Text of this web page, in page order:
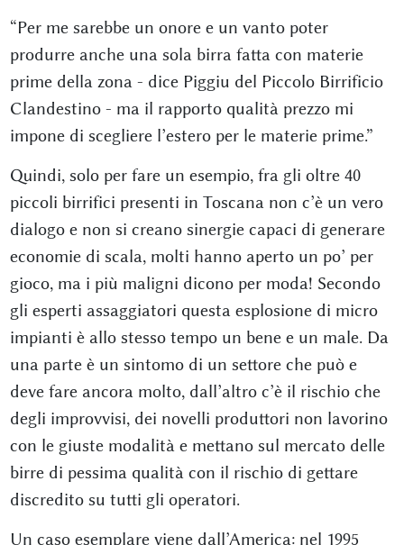
“Per me sarebbe un onore e un vanto poter
produrre anche una sola birra fatta con materie
prime della zona - dice Piggiu del Piccolo Birrificio
Clandestino - ma il rapporto qualità prezzo mi
impone di scegliere l’estero per le materie prime.”
Quindi, solo per fare un esempio, fra gli oltre 40
piccoli birrifici presenti in Toscana non c’è un vero
dialogo e non si creano sinergie capaci di generare
economie di scala, molti hanno aperto un po’ per
gioco, ma i più maligni dicono per moda! Secondo
gli esperti assaggiatori questa esplosione di micro
impianti è allo stesso tempo un bene e un male. Da
una parte è un sintomo di un settore che può e
deve fare ancora molto, dall’altro c’è il rischio che
degli improvvisi, dei novelli produttori non lavorino
con le giuste modalità e mettano sul mercato delle
birre di pessima qualità con il rischio di gettare
discredito su tutti gli operatori.
Un caso esemplare viene dall’America: nel 1995